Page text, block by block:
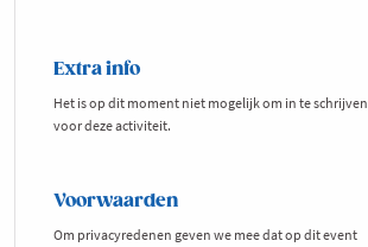
Extra info
Het is op dit moment niet mogelijk om in te schrijven
voor deze activiteit.
Voorwaarden
Om privacyredenen geven we mee dat op dit event